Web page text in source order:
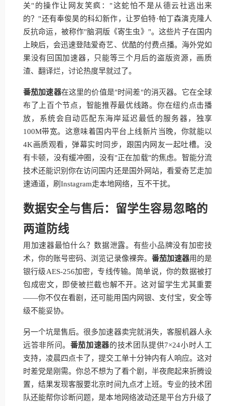
关"的操作让网友笑疯："这蛇怕不是从德云社逃出来
的？"还有奉俊昊的科幻新作，让罗伯特·帕丁森演克隆人
反抗命运，被称作"脑洞版《寄生虫》"。这些片子在国内
上映后，会迅速登陆爱奇艺、优酷的付费点播。海外党如
果没有回国加速器，只能等三个月后的盗版资源，画质
渣、翻译烂，讨论热度早就过了。
番茄加速器在这里的价值是"时间差"的消灭器。它在全球
布了上百个节点，智能推荐最优线路。你在纽约点击播
放，系统会自动匹配东海岸延迟最低的服务器，独享
100M带宽。这意味着国内平台上线新片当晚，你就能以
4K画质观看，弹幕实时同步，跟国内网友一起吐槽。没
有卡顿，没有缓冲圈，没有"正在加载"的焦虑。智能分流
技术还能识别你在访问国内还是国外网站，看爱奇艺走加
速通道，刷Instagram走本地网络，互不干扰。
数据安全与售后：留学生容易忽略的
两道防线
用加速器最怕什么？数据泄露。有些小品牌没有加密技
术，你的账号密码、浏览记录像裸奔。 番茄加速器用的是
银行级AES-256加密，专线传输。简单说，你的数据被打
包成密文，即使被拦截也解不开。这对留学生尤其重要
——你不仅在看剧，还可能用国内网银、支付宝，安全等
级不能妥协。
另一个坑是售后。很多加速器卖完就消失，客服机器人永
远答非所问。 番茄加速器的技术团队提供7×24小时人工
支持，凌晨四点卡了，提交工单十分钟内有人响应。这对
时差党是刚需。你总不想为了看个剧，半夜爬起来折腾设
置，结果发现客服要北京时间九点才上班。专业的技术团
队还能帮你诊断问题，是本地网络波动还是平台方升级了